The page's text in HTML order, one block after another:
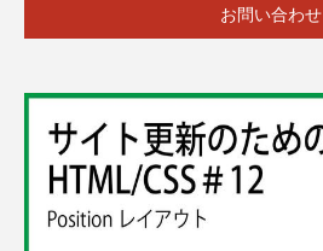
お問い合わせ